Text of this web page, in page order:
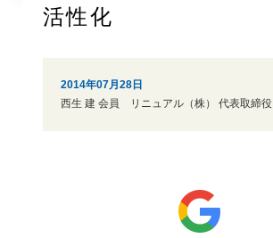
活性化
2014年07月28日
西生 建 会員 リニュアル（株） 代表取締役